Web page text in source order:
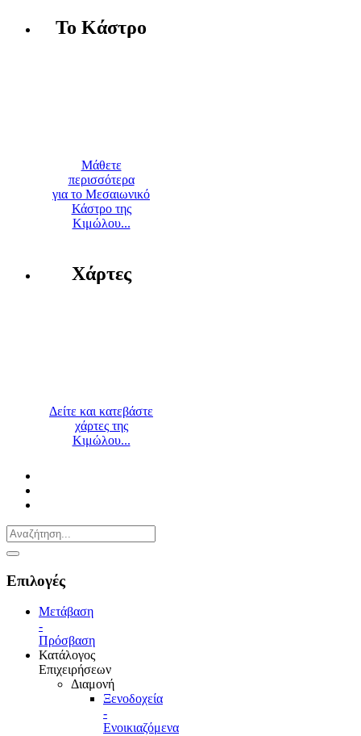
Το Κάστρο
Μάθετε
περισσότερα
για το Μεσαιωνικό
Κάστρο της
Κιμώλου...
Χάρτες
Δείτε και κατεβάστε
χάρτες της
Κιμώλου...
Επιλογές
Μετάβαση
-
Πρόσβαση
Κατάλογος
Επιχειρήσεων
Διαμονή
Ξενοδοχεία
-
Ενοικιαζόμενα